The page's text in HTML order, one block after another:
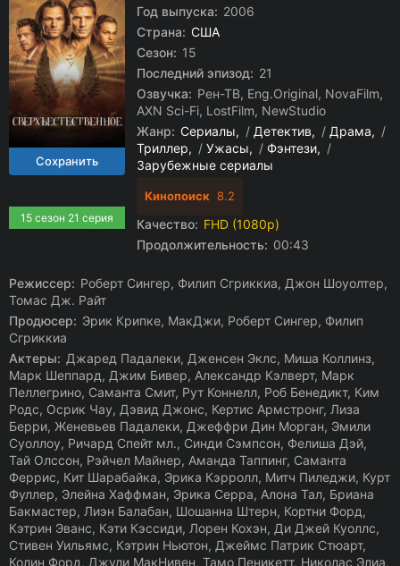
15 сезон 21 серия
Год выпуска: 2006
Страна: США
Сезон: 15
Последний эпизод: 21
Озвучка: Рен-ТВ, Eng.Original, NovaFilm,
AXN Sci-Fi, LostFilm, NewStudio
Жанр: Сериалы / Детектив / Драма
/
Триллер
/ Ужасы / Фэнтези
/
Зарубежные сериалы
Кинопоиск 8.2
Качество: FHD (1080p)
Продолжительность: 00:43
Режиссер: Роберт Сингер, Филип Сгриккиа, Джон Шоуолтер,
Томас Дж. Райт
Продюсер: Эрик Крипке, МакДжи, Роберт Сингер, Филип
Сгриккиа
Актеры: Джаред Падалеки, Дженсен Эклс, Миша Коллинз,
Марк Шеппард, Джим Бивер, Александр Кэлверт, Марк
Пеллегрино, Саманта Смит, Рут Коннелл, Роб Бенедикт, Ким
Родс, Осрик Чау, Дэвид Джонс, Кертис Армстронг, Лиза
Берри, Женевьев Падалеки, Джеффри Дин Морган, Эмили
Суоллоу, Ричард Спейт мл., Синди Сэмпсон, Фелиша Дэй,
Тай Олссон, Рэйчел Майнер, Аманда Таппинг, Саманта
Феррис, Кит Шарабайка, Эрика Кэрролл, Митч Пиледжи, Курт
Фуллер, Элейна Хаффман, Эрика Серра, Алона Тал, Бриана
Бакмастер, Лиэн Балабан, Шошанна Штерн, Кортни Форд,
Кэтрин Эванс, Кэти Кэссиди, Лорен Кохэн, Ди Джей Куоллс,
Стивен Уильямс, Кэтрин Ньютон, Джеймс Патрик Стюарт,
Колин Форд, Джули МакНивен, Тамо Пеникетт, Николас Элиа,